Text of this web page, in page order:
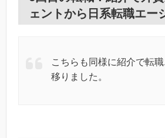
ェントから日系転職エー
こちらも同様に紹介で転
移りました。